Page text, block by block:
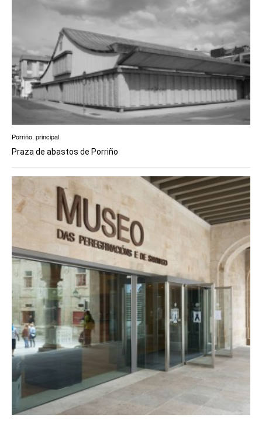
Porriño principal
Praza de abastos de Porriño